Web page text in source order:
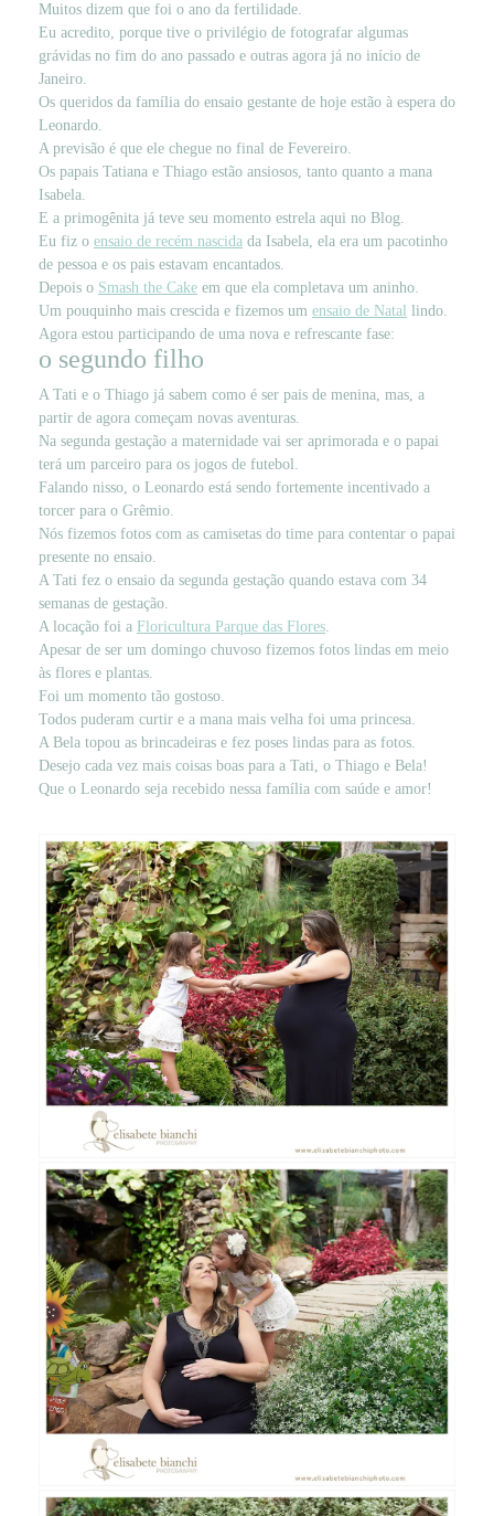
Muitos dizem que foi o ano da fertilidade.
Eu acredito, porque tive o privilégio de fotografar algumas
grávidas no fim do ano passado e outras agora já no início de
Janeiro.
Os queridos da família do ensaio gestante de hoje estão à espera do
Leonardo.
A previsão é que ele chegue no final de Fevereiro.
Os papais Tatiana e Thiago estão ansiosos, tanto quanto a mana
Isabela.
E a primogênita já teve seu momento estrela aqui no Blog.
Eu fiz o ensaio de recém nascida da Isabela, ela era um pacotinho
de pessoa e os pais estavam encantados.
Depois o Smash the Cake em que ela completava um aninho.
Um pouquinho mais crescida e fizemos um ensaio de Natal lindo.
Agora estou participando de uma nova e refrescante fase:
o segundo filho
A Tati e o Thiago já sabem como é ser pais de menina, mas, a
partir de agora começam novas aventuras.
Na segunda gestação a maternidade vai ser aprimorada e o papai
terá um parceiro para os jogos de futebol.
Falando nisso, o Leonardo está sendo fortemente incentivado a
torcer para o Grêmio.
Nós fizemos fotos com as camisetas do time para contentar o papai
presente no ensaio.
A Tati fez o ensaio da segunda gestação quando estava com 34
semanas de gestação.
A locação foi a Floricultura Parque das Flores.
Apesar de ser um domingo chuvoso fizemos fotos lindas em meio
às flores e plantas.
Foi um momento tão gostoso.
Todos puderam curtir e a mana mais velha foi uma princesa.
A Bela topou as brincadeiras e fez poses lindas para as fotos.
Desejo cada vez mais coisas boas para a Tati, o Thiago e Bela!
Que o Leonardo seja recebido nessa família com saúde e amor!